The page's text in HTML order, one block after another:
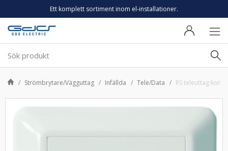
Ett komplett sortiment inom el-installationer.
Strömbrytare/Vägguttag Infällda Tele/Data RS teleuttag